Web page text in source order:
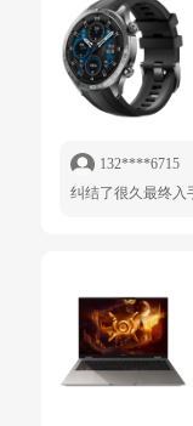
132****6715